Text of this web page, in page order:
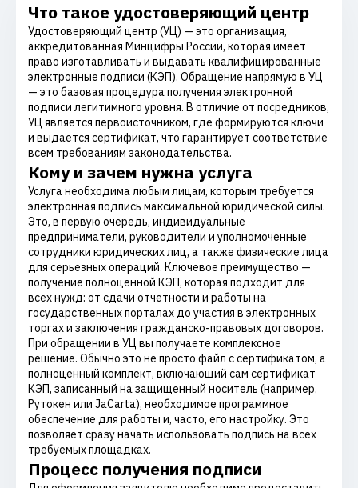
Что такое удостоверяющий центр
Удостоверяющий центр (УЦ) — это организация,
аккредитованная Минцифры России, которая имеет
право изготавливать и выдавать квалифицированные
электронные подписи (КЭП). Обращение напрямую в УЦ
— это базовая процедура получения электронной
подписи легитимного уровня. В отличие от посредников,
УЦ является первоисточником, где формируются ключи
и выдается сертификат, что гарантирует соответствие
всем требованиям законодательства.
Кому и зачем нужна услуга
Услуга необходима любым лицам, которым требуется
электронная подпись максимальной юридической силы.
Это, в первую очередь, индивидуальные
предприниматели, руководители и уполномоченные
сотрудники юридических лиц, а также физические лица
для серьезных операций. Ключевое преимущество —
получение полноценной КЭП, которая подходит для
всех нужд: от сдачи отчетности и работы на
государственных порталах до участия в электронных
торгах и заключения гражданско-правовых договоров.
При обращении в УЦ вы получаете комплексное
решение. Обычно это не просто файл с сертификатом, а
полноценный комплект, включающий сам сертификат
КЭП, записанный на защищенный носитель (например,
Рутокен или JaCarta), необходимое программное
обеспечение для работы и, часто, его настройку. Это
позволяет сразу начать использовать подпись на всех
требуемых площадках.
Процесс получения подписи